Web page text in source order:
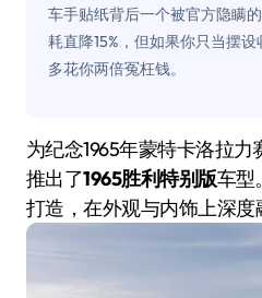
车手贴纸背后一个被官方隐瞒
耗直降15%，但如果你只当摆
多花你两倍冤枉钱。
为纪念1965年蒙特卡洛拉力赛夺冠61周年，Mini官方
推出了1965胜利特别版车型
打造，在外观与内饰上深度